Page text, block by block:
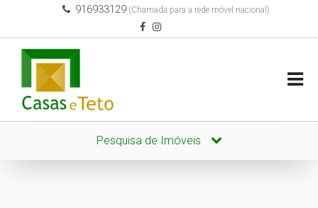
916933129 (Chamada para a rede móvel nacional)
Pesquisa de Imóveis